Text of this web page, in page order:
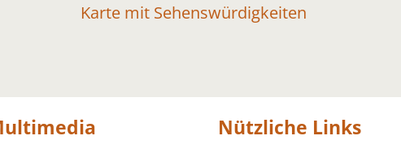
Karte mit Sehenswürdigkeiten
Nützliche Links